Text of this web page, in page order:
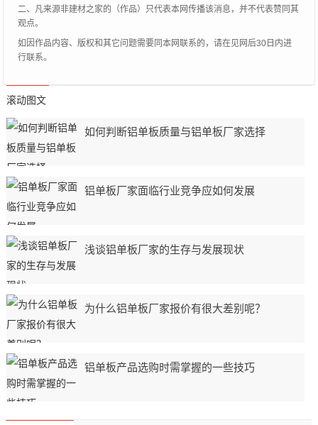
二、凡来源非建材之家的（作品）只代表本网传播该消息，并不代表赞同其
观点。
如因作品内容、版权和其它问题需要同本网联系的，请在见网后30日内进
行联系。
滚动图文
如何判断铝单板质量与铝单板厂家选择
铝单板厂家面临行业竞争应如何发展
浅谈铝单板厂家的生存与发展现状
为什么铝单板厂家报价有很大差别呢？
铝单板产品选购时需掌握的一些技巧